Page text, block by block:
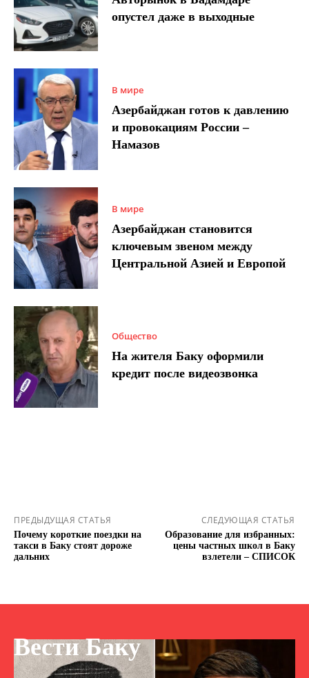
опустел даже в выходные
В мире
Азербайджан готов к давлению
и провокациям России –
Намазов
В мире
Азербайджан становится
ключевым звеном между
Центральной Азией и Европой
Общество
На жителя Баку оформили
кредит после видеозвонка
ПРЕДЫДУЩАЯ СТАТЬЯ
Почему короткие поездки на
такси в Баку стоят дороже
дальних
СЛЕДУЮЩАЯ СТАТЬЯ
Образование для избранных:
цены частных школ в Баку
взлетели – СПИСОК
Вести Баку